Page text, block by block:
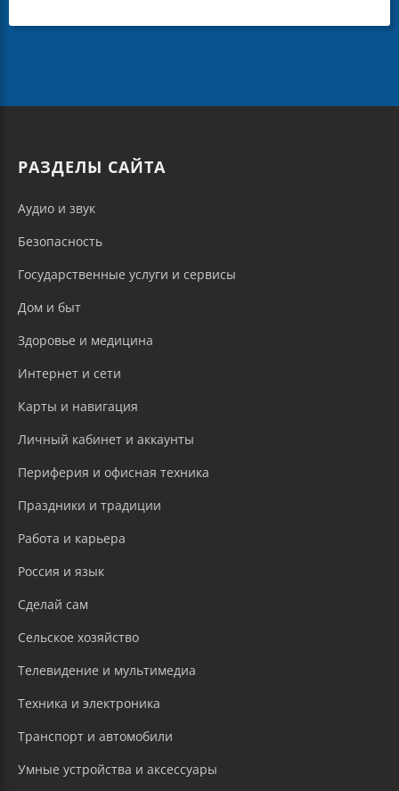
РАЗДЕЛЫ САЙТА
Аудио и звук
Безопасность
Государственные услуги и сервисы
Дом и быт
Здоровье и медицина
Интернет и сети
Карты и навигация
Личный кабинет и аккаунты
Периферия и офисная техника
Праздники и традиции
Работа и карьера
Россия и язык
Сделай сам
Сельское хозяйство
Телевидение и мультимедиа
Техника и электроника
Транспорт и автомобили
Умные устройства и аксессуары